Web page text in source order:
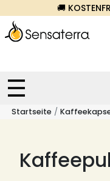
🚚
Startseite